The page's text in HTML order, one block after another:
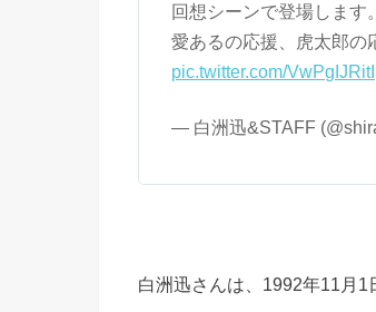
回想シーンで登場します
愛あるの応援、虎太郎の
pic.twitter.com/VwPgIJRitI
— 白洲迅&STAFF
白洲迅さんは、1992年11月1